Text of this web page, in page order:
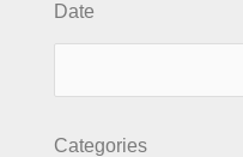
Date
Categories